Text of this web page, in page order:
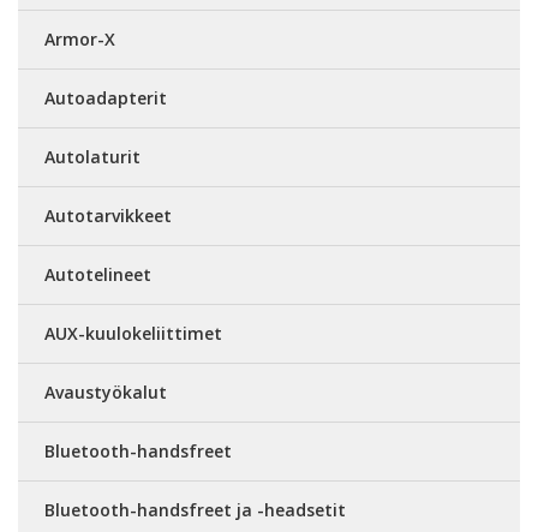
Armor-X
Autoadapterit
Autolaturit
Autotarvikkeet
Autotelineet
AUX-kuulokeliittimet
Avaustyökalut
Bluetooth-handsfreet
Bluetooth-handsfreet ja -headsetit